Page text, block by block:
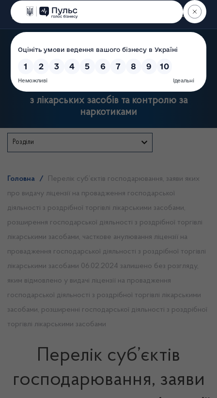
Пошук
Державна служба України
з лікарських засобів та контролю за
наркотиками
Розділи
Головна /
Перелік суб’єктів господарювання, заяви яких
про видачу ліцензії на провадження господарської
діяльності з роздрібної торгівлі лікарськими засобами,
розширення господарської діяльності з роздрібної торгівлі
лікарськими засобами, часткове анулювання ліцензії на
провадження господарської діяльності з роздрібної торгівлі
лікарськими засобами 06.02.2024 залишено без розгляду,
яким відмовлено у видачі ліцензії на провадження
господарської діяльності з роздрібної торгівлі лікарськими
засобами, розширенні господарської діяльності з роздрібної
торгівлі лікарськими засобами
Перелік суб’єктів
господарювання, заяви